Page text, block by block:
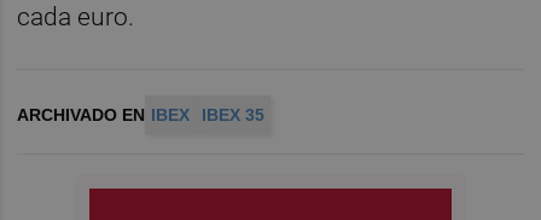
cada euro.
ARCHIVADO EN IBEX IBEX 35